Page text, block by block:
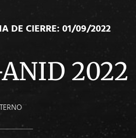
DE CIERRE: 01/09/2022
2022